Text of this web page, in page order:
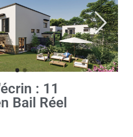
: 11
Bail Réel